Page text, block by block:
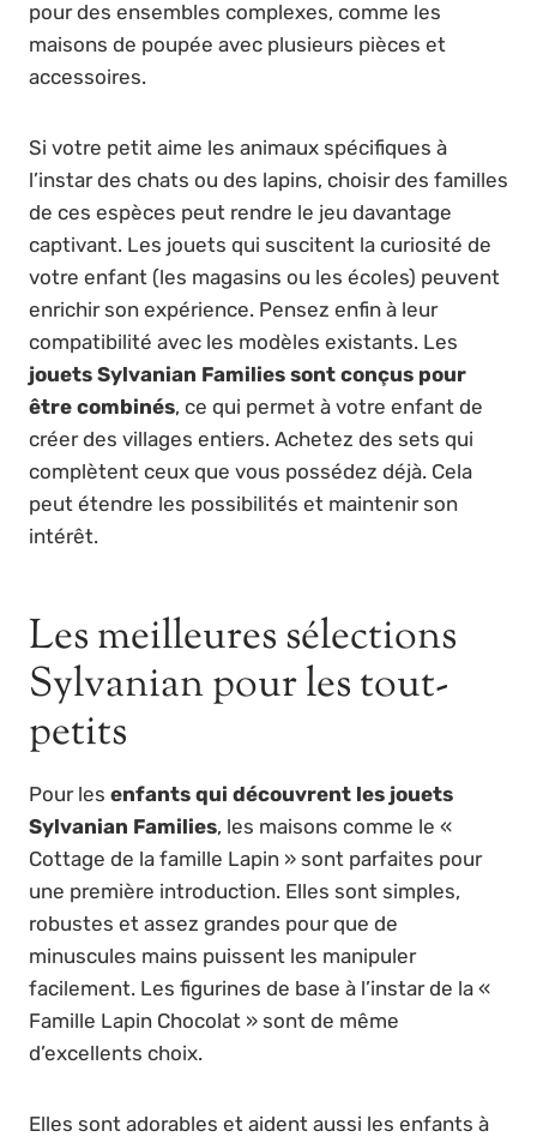
pour des ensembles complexes, comme les
maisons de poupée avec plusieurs pièces et
accessoires.
Si votre petit aime les animaux spécifiques à
l’instar des chats ou des lapins, choisir des familles
de ces espèces peut rendre le jeu davantage
captivant. Les jouets qui suscitent la curiosité de
votre enfant (les magasins ou les écoles) peuvent
enrichir son expérience. Pensez enfin à leur
compatibilité avec les modèles existants. Les
jouets Sylvanian Families sont conçus pour
être combinés, ce qui permet à votre enfant de
créer des villages entiers. Achetez des sets qui
complètent ceux que vous possédez déjà. Cela
peut étendre les possibilités et maintenir son
intérêt.
Les meilleures sélections
Sylvanian pour les tout-
petits
Pour les enfants qui découvrent les jouets
Sylvanian Families, les maisons comme le «
Cottage de la famille Lapin » sont parfaites pour
une première introduction. Elles sont simples,
robustes et assez grandes pour que de
minuscules mains puissent les manipuler
facilement. Les figurines de base à l’instar de la «
Famille Lapin Chocolat » sont de même
d’excellents choix.
Elles sont adorables et aident aussi les enfants à